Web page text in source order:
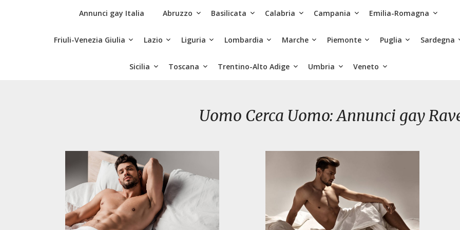
Siti Incontri Gay
Annunci gay Italia Abruzzo Basilicata Calabria Campania Emilia-Romagna
Friuli-Venezia Giulia Lazio Liguria Lombardia Marche Piemonte Puglia Sardegna
Sicilia Toscana Trentino-Alto Adige Umbria Veneto
Uomo Cerca Uomo: Annunci gay